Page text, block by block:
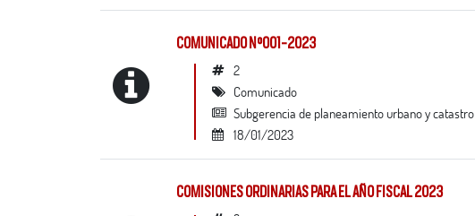
COMUNICADO N°001-2023
2
Comunicado
subgerencia de planeamiento urbano y catastro​
18/01/2023
COMISIONES ORDINARIAS PARA EL AÑO FISCAL 2023